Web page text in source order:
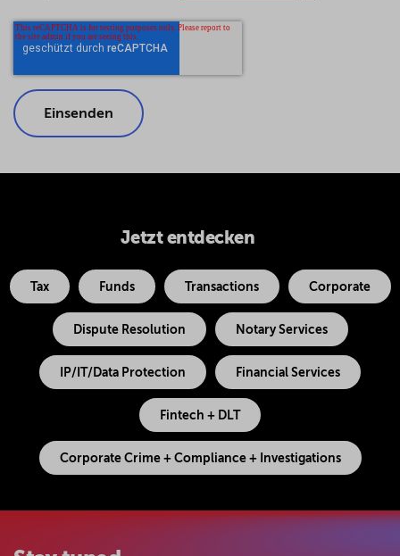
Jetzt entdecken
Tax Funds Transactions Corporate
Dispute Resolution Notary Services
IP/IT/Data Protection Financial Services
Fintech + DLT
Corporate Crime + Compliance + Investigations